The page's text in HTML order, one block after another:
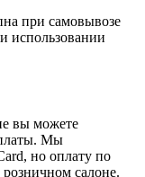
при самовывозе
использовании
вы можете
Мы
но оплату по
салоне.